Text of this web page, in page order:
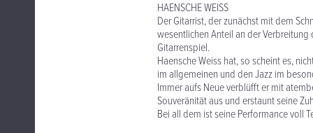
HAENSCHE WEISS
Der Gitarrist, der zunächst mit dem
wesentlichen Anteil an der
Gitarrenspiel.
Haensche Weiss hat, so scheint es,
im allgemeinen und den Jazz im
Immer aufs Neue verblüfft er mit
Souveränität aus und erstaunt seine
Bei all dem ist seine Performance voll